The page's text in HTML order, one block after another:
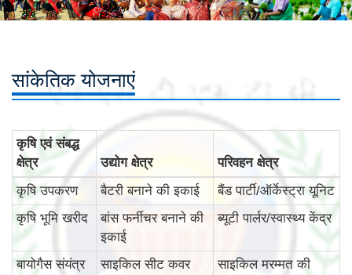
सांकेतिक योजनाएं
कृषि एवं संबद्ध
क्षेत्र
उद्योग क्षेत्र
परिवहन क्षेत्र
कृषि उपकरण
बैटरी बनाने की इकाई
बैंड पार्टी/ऑर्केस्ट्रा यूनिट
कृषि भूमि खरीद
बांस फर्नीचर बनाने की
इकाई
ब्यूटी पार्लर/स्वास्थ्य केंद्र
बायोगैस संयंत्र
साइकिल सीट कवर
साइकिल मरम्मत की